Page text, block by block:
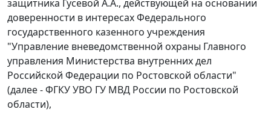
защитника Гусевой А.А., действующей на основании
доверенности в интересах Федерального
государственного казенного учреждения
"Управление вневедомственной охраны Главного
управления Министерства внутренних дел
Российской Федерации по Ростовской области"
(далее - ФГКУ УВО ГУ МВД России по Ростовской
области),